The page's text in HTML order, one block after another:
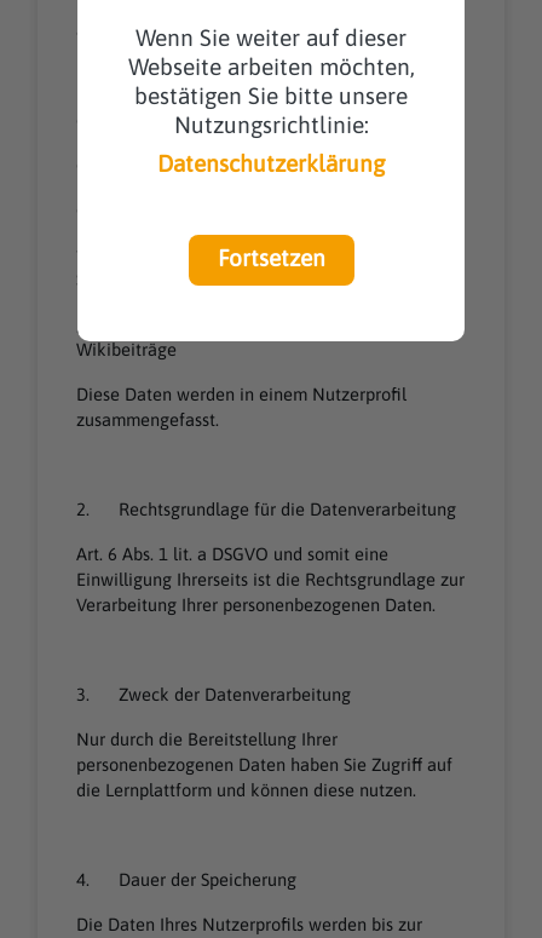
Wenn Sie weiter auf dieser
Webseite arbeiten möchten,
bestätigen Sie bitte unsere
Nutzungsrichtlinie:
Datenschutzerklärung
Fortsetzen
a. Anrede
b. Ihr Vorname
c. Ihr Name
d. Ihre Anschrift
f. Kursauswertung (z. B. Zugriffszeit,
Sitzungsdauer, Testergebnisse)
Wikibeiträge
Diese Daten werden in einem Nutzerprofil
zusammengefasst.
2. Rechtsgrundlage für die Datenverarbeitung
Art. 6 Abs. 1 lit. a DSGVO und somit eine
Einwilligung Ihrerseits ist die Rechtsgrundlage zur
Verarbeitung Ihrer personenbezogenen Daten.
3. Zweck der Datenverarbeitung
Nur durch die Bereitstellung Ihrer
personenbezogenen Daten haben Sie Zugriff auf
die Lernplattform und können diese nutzen.
4. Dauer der Speicherung
Die Daten Ihres Nutzerprofils werden bis zur